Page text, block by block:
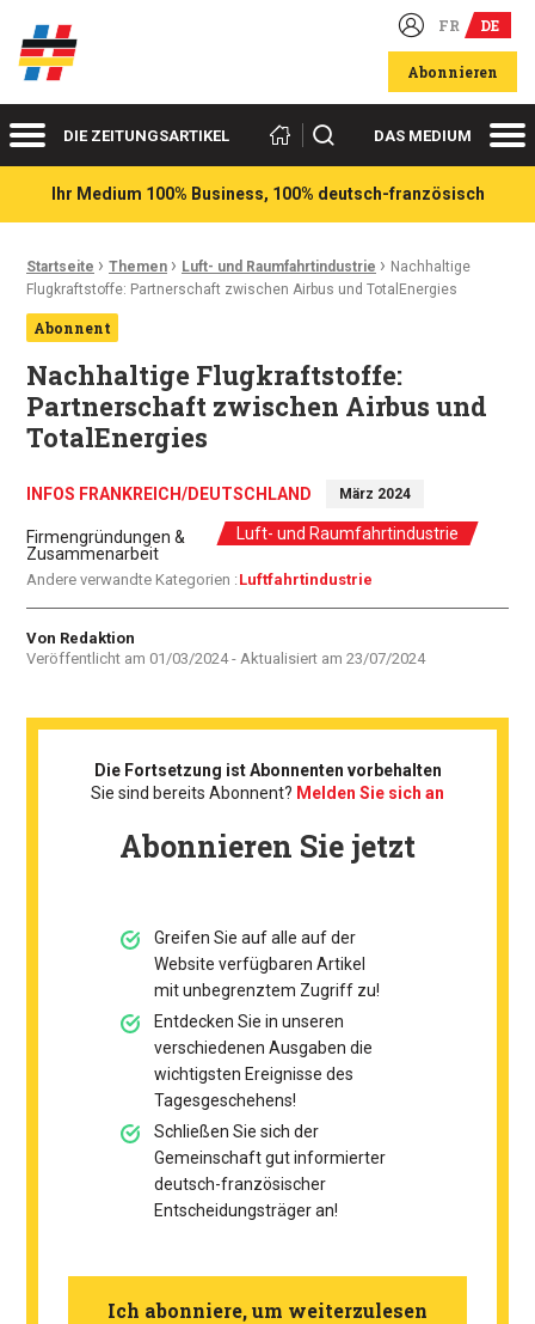
Deutsch-französische Wirtschaftsakteure FR DE
Abonnieren
MenüDIE ZEITUNGSARTIKEL Suchen DAS MEDIUM
Ihr Medium 100% Business, 100% deutsch-französisch
Ariadnefaden:
Startseite › Themen › Luft- und Raumfahrtindustrie › Nachhaltige
Flugkraftstoffe: Partnerschaft zwischen Airbus und TotalEnergies
Abonnent
Nachhaltige Flugkraftstoffe:
Partnerschaft zwischen Airbus und
TotalEnergies
INFOS FRANKREICH/DEUTSCHLAND März 2024
Firmengründungen &
Zusammenarbeit
Luft- und Raumfahrtindustrie
Andere verwandte Kategorien : Luftfahrtindustrie
Autor
Von Redaktion
Veröffentlicht am 01/03/2024- Aktualisiert am 23/07/2024
Die Fortsetzung ist Abonnenten vorbehalten
Sie sind bereits Abonnent? Melden Sie sich an
Abonnieren Sie jetzt
Greifen Sie auf alle auf der
Website verfügbaren Artikel
mit unbegrenztem Zugriff zu!
Entdecken Sie in unseren
verschiedenen Ausgaben die
wichtigsten Ereignisse des
Tagesgeschehens!
Schließen Sie sich der
Gemeinschaft gut informierter
deutsch-französischer
Entscheidungsträger an!
Ich abonniere, um weiterzulesen